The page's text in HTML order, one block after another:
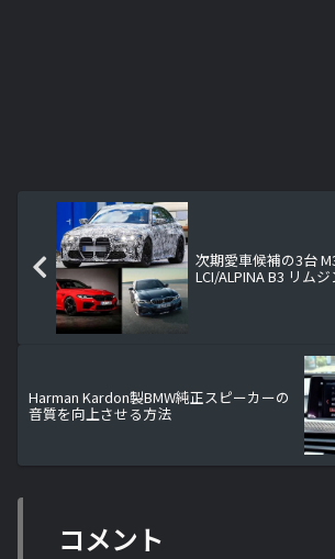
次期愛車候補の3台
LCI/ALPINA B3 リム
Harman Kardon製BMW純正スピーカーの
音質を向上させる方法
コメント